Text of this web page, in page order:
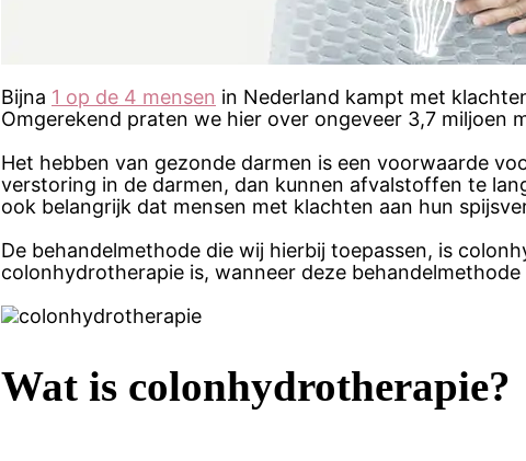
Bijna 1 op de 4 mensen in Nederland kampt met
Omgerekend praten we hier over ongeveer 3,7 miljoen
Het hebben van gezonde darmen is een voorwaarde
verstoring in de darmen, dan kunnen afvalstoffen te
ook belangrijk dat mensen met klachten aan hun
De behandelmethode die wij hierbij toepassen, is
colonhydrotherapie is, wanneer deze
Wat is colonhydrotherapie?